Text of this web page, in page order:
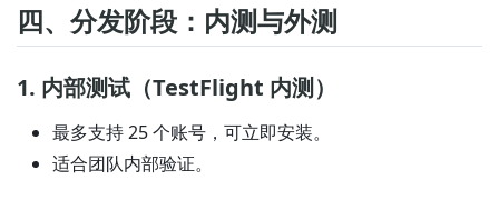
四、分发阶段：内测与外测
1. 内部测试（TestFlight 内测）
最多支持 25 个账号，可立即安装。
适合团队内部验证。